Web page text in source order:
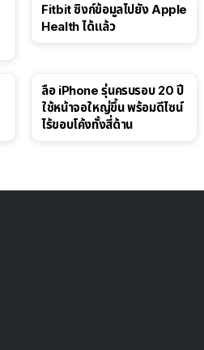
Fitbit ซิงก์ข้อมูลไปยัง Apple
Health ได้แล้ว
ลือ iPhone รุ่นครบรอบ 20 ปี
ใช้หน้าจอใหญ่ขึ้น พร้อมดีไซน์
ไร้ขอบโค้งทั้งสี่ด้าน